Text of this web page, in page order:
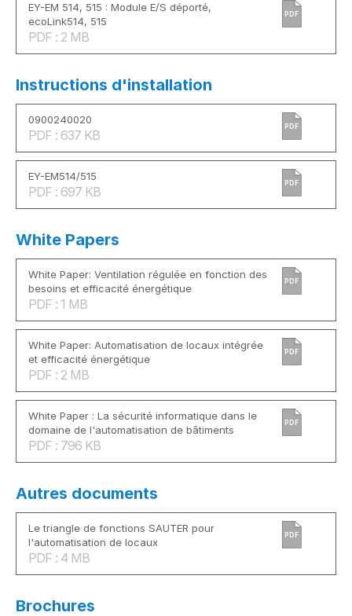
EY-EM 514, 515 : Module E/S déporté,
ecoLink514, 515
PDF : 2 MB
PDF
Instructions d'installation
0900240020
PDF : 637 KB
PDF
EY-EM514/515
PDF : 697 KB
PDF
White Papers
White Paper: Ventilation régulée en fonction des
besoins et efficacité énergétique
PDF : 1 MB
PDF
White Paper: Automatisation de locaux intégrée
et efficacité énergétique
PDF : 2 MB
PDF
White Paper : La sécurité informatique dans le
domaine de l'automatisation de bâtiments
PDF : 796 KB
PDF
Autres documents
Le triangle de fonctions SAUTER pour
l'automatisation de locaux
PDF : 4 MB
PDF
Brochures